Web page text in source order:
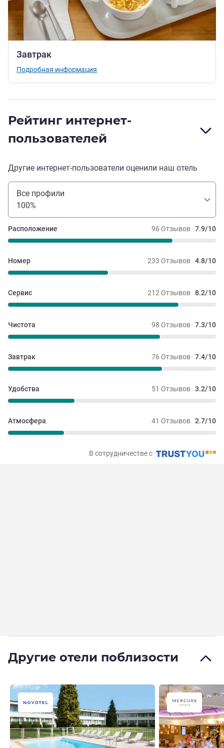
Завтрак
Подробная информация
Рейтинг интернет-
пользователей
Другие интернет-пользователи оценили наш отель
Все профили
100%
96 Отзывов 7.9/10
Расположение
233 Отзывов 4.8/10
Номер
212 Отзывов 8.2/10
Сервис
98 Отзывов 7.3/10
Чистота
76 Отзывов 7.4/10
Завтрак
51 Отзывов 3.2/10
Удобства
41 Отзывов 2.7/10
Атмосфера
В сотрудничестве с
Другие отели поблизости